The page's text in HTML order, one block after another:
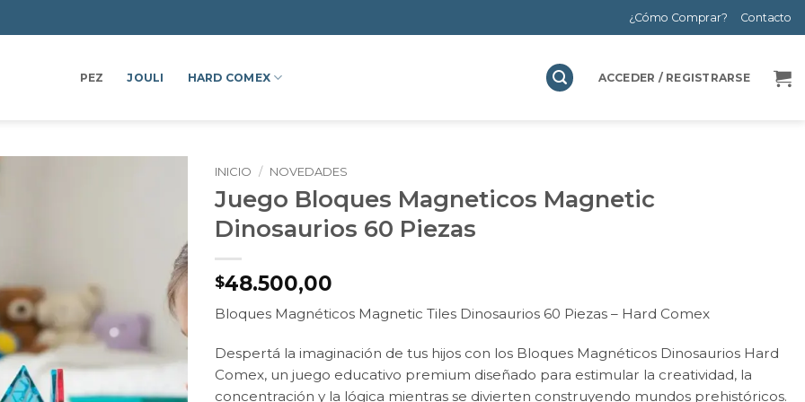
¿Cómo Comprar? Contacto
PEZ JOULI HARD COMEX ACCEDER / REGISTRARSE
INICIO / NOVEDADES
Juego Bloques Magneticos Magnetic
Dinosaurios 60 Piezas
$48.500,00
Bloques Magnéticos Magnetic Tiles Dinosaurios 60 Piezas – Hard Comex
Despertá la imaginación de tus hijos con los Bloques Magnéticos Dinosaurios Hard
Comex, un juego educativo premium diseñado para estimular la creatividad, la
concentración y la lógica mientras se divierten construyendo mundos prehistóricos.